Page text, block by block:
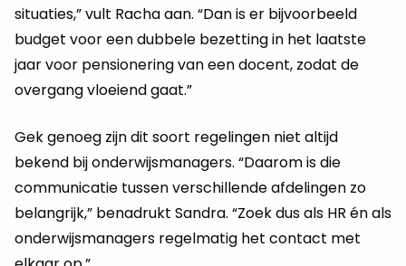
situaties,” vult Racha aan. “Dan is er bijvoorbeeld
budget voor een dubbele bezetting in het laatste
jaar voor pensionering van een docent, zodat de
overgang vloeiend gaat.”
Gek genoeg zijn dit soort regelingen niet altijd
bekend bij onderwijsmanagers. “Daarom is die
communicatie tussen verschillende afdelingen zo
belangrijk,” benadrukt Sandra. “Zoek dus als HR én als
onderwijsmanagers regelmatig het contact met